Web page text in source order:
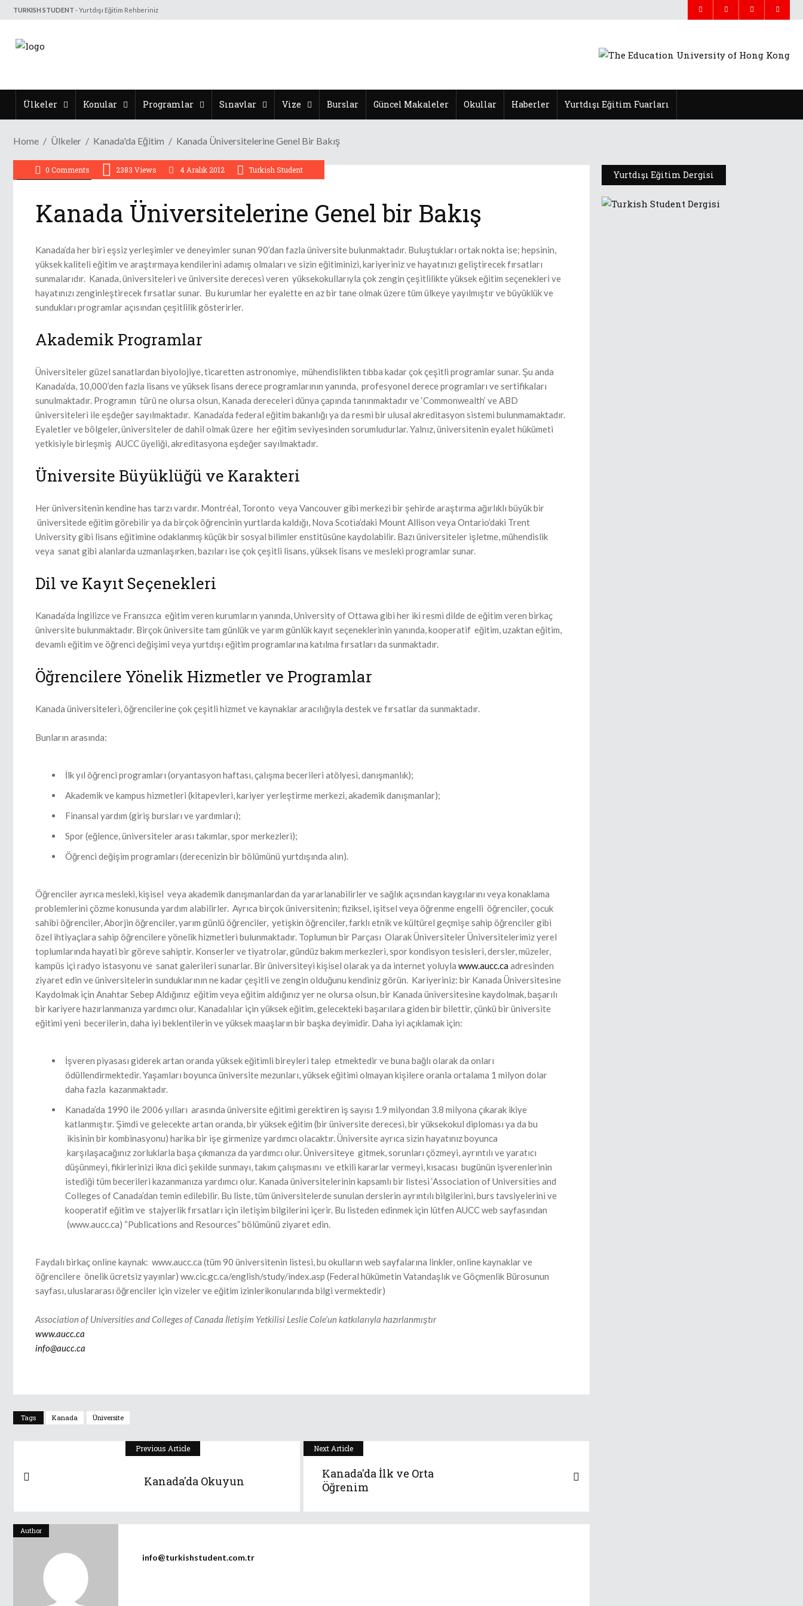
TURKISH STUDENT - Yurtdışı Eğitim Rehberiniz
Ülkeler Konular Programlar Sınavlar Vize Burslar Güncel Makaleler Okullar Haberler Yurtdışı Eğitim Fuarları
Home Ülkeler Kanada'da Eğitim Kanada Üniversitelerine Genel Bir Bakış
Kanada'da Eğitim
0 Comments 2383 Views 4 Aralık 2012 Turkish Student
Kanada Üniversitelerine Genel bir Bakış
Kanada’da her biri eşsiz yerleşimler ve deneyimler sunan 90’dan fazla üniversite bulunmaktadır. Buluştukları ortak nokta ise; hepsinin,
yüksek kaliteli eğitim ve araştırmaya kendilerini adamış olmaları ve sizin eğitiminizi, kariyeriniz ve hayatınızı geliştirecek fırsatları
sunmalarıdır. Kanada, üniversiteleri ve üniversite derecesi veren yüksekokullarıyla çok zengin çeşitlilikte yüksek eğitim seçenekleri ve
hayatınızı zenginleştirecek fırsatlar sunar. Bu kurumlar her eyalette en az bir tane olmak üzere tüm ülkeye yayılmıştır ve büyüklük ve
sundukları programlar açısından çeşitlilik gösterirler.
Akademik Programlar
Üniversiteler güzel sanatlardan biyolojiye, ticaretten astronomiye, mühendislikten tıbba kadar çok çeşitli programlar sunar. Şu anda
Kanada’da, 10,000’den fazla lisans ve yüksek lisans derece programlarının yanında, profesyonel derece programları ve sertifikaları
sunulmaktadır. Programın türü ne olursa olsun, Kanada dereceleri dünya çapında tanınmaktadır ve ‘Commonwealth’ ve ABD
üniversiteleri ile eşdeğer sayılmaktadır. Kanada’da federal eğitim bakanlığı ya da resmi bir ulusal akreditasyon sistemi bulunmamaktadır.
Eyaletler ve bölgeler, üniversiteler de dahil olmak üzere her eğitim seviyesinden sorumludurlar. Yalnız, üniversitenin eyalet hükümeti
yetkisiyle birleşmiş AUCC üyeliği, akreditasyona eşdeğer sayılmaktadır.
Üniversite Büyüklüğü ve Karakteri
Her üniversitenin kendine has tarzı vardır. Montréal, Toronto veya Vancouver gibi merkezi bir şehirde araştırma ağırlıklı büyük bir
üniversitede eğitim görebilir ya da birçok öğrencinin yurtlarda kaldığı, Nova Scotia’daki Mount Allison veya Ontario’daki Trent
University gibi lisans eğitimine odaklanmış küçük bir sosyal bilimler enstitüsüne kaydolabilir. Bazı üniversiteler işletme, mühendislik
veya sanat gibi alanlarda uzmanlaşırken, bazıları ise çok çeşitli lisans, yüksek lisans ve mesleki programlar sunar.
Dil ve Kayıt Seçenekleri
Kanada’da İngilizce ve Fransızca eğitim veren kurumların yanında, University of Ottawa gibi her iki resmi dilde de eğitim veren birkaç
üniversite bulunmaktadır. Birçok üniversite tam günlük ve yarım günlük kayıt seçeneklerinin yanında, kooperatif eğitim, uzaktan eğitim,
devamlı eğitim ve öğrenci değişimi veya yurtdışı eğitim programlarına katılma fırsatları da sunmaktadır.
Öğrencilere Yönelik Hizmetler ve Programlar
Kanada üniversiteleri, öğrencilerine çok çeşitli hizmet ve kaynaklar aracılığıyla destek ve fırsatlar da sunmaktadır.
Bunların arasında:
İlk yıl öğrenci programları (oryantasyon haftası, çalışma becerileri atölyesi, danışmanlık);
Akademik ve kampus hizmetleri (kitapevleri, kariyer yerleştirme merkezi, akademik danışmanlar);
Finansal yardım (giriş bursları ve yardımları);
Spor (eğlence, üniversiteler arası takımlar, spor merkezleri);
Öğrenci değişim programları (derecenizin bir bölümünü yurtdışında alın).
Öğrenciler ayrıca mesleki, kişisel veya akademik danışmanlardan da yararlanabilirler ve sağlık açısından kaygılarını veya konaklama
problemlerini çözme konusunda yardım alabilirler. Ayrıca birçok üniversitenin; fiziksel, işitsel veya öğrenme engelli öğrenciler, çocuk
sahibi öğrenciler, Aborjin öğrenciler, yarım günlü öğrenciler, yetişkin öğrenciler, farklı etnik ve kültürel geçmişe sahip öğrenciler gibi
özel ihtiyaçlara sahip öğrencilere yönelik hizmetleri bulunmaktadır. Toplumun bir Parçası Olarak Üniversiteler Üniversitelerimiz yerel
toplumlarında hayati bir göreve sahiptir. Konserler ve tiyatrolar, gündüz bakım merkezleri, spor kondisyon tesisleri, dersler, müzeler,
kampüs içi radyo istasyonu ve sanat galerileri sunarlar. Bir üniversiteyi kişisel olarak ya da internet yoluyla www.aucc.ca adresinden
ziyaret edin ve üniversitelerin sunduklarının ne kadar çeşitli ve zengin olduğunu kendiniz görün. Kariyeriniz: bir Kanada Üniversitesine
Kaydolmak için Anahtar Sebep Aldığınız eğitim veya eğitim aldığınız yer ne olursa olsun, bir Kanada üniversitesine kaydolmak, başarılı
bir kariyere hazırlanmanıza yardımcı olur. Kanadalılar için yüksek eğitim, gelecekteki başarılara giden bir bilettir, çünkü bir üniversite
eğitimi yeni becerilerin, daha iyi beklentilerin ve yüksek maaşların bir başka deyimidir. Daha iyi açıklamak için:
İşveren piyasası giderek artan oranda yüksek eğitimli bireyleri talep etmektedir ve buna bağlı olarak da onları
ödüllendirmektedir. Yaşamları boyunca üniversite mezunları, yüksek eğitimi olmayan kişilere oranla ortalama 1 milyon dolar
daha fazla kazanmaktadır.
Kanada’da 1990 ile 2006 yılları arasında üniversite eğitimi gerektiren iş sayısı 1.9 milyondan 3.8 milyona çıkarak ikiye
katlanmıştır. Şimdi ve gelecekte artan oranda, bir yüksek eğitim (bir üniversite derecesi, bir yüksekokul diploması ya da bu
ikisinin bir kombinasyonu) harika bir işe girmenize yardımcı olacaktır. Üniversite ayrıca sizin hayatınız boyunca
karşılaşacağınız zorluklarla başa çıkmanıza da yardımcı olur. Üniversiteye gitmek, sorunları çözmeyi, ayrıntılı ve yaratıcı
düşünmeyi, fikirlerinizi ikna dici şekilde sunmayı, takım çalışmasını ve etkili kararlar vermeyi, kısacası bugünün işverenlerinin
istediği tüm becerileri kazanmanıza yardımcı olur. Kanada üniversitelerinin kapsamlı bir listesi ‘Association of Universities and
Colleges of Canada’dan temin edilebilir. Bu liste, tüm üniversitelerde sunulan derslerin ayrıntılı bilgilerini, burs tavsiyelerini ve
kooperatif eğitim ve stajyerlik fırsatları için iletişim bilgilerini içerir. Bu listeden edinmek için lütfen AUCC web sayfasından
(www.aucc.ca) “Publications and Resources” bölümünü ziyaret edin.
Faydalı birkaç online kaynak: www.aucc.ca (tüm 90 üniversitenin listesi, bu okulların web sayfalarına linkler, online kaynaklar ve
öğrencilere önelik ücretsiz yayınlar) ww.cic.gc.ca/english/study/index.asp (Federal hükümetin Vatandaşlık ve Göçmenlik Bürosunun
sayfası, uluslararası öğrenciler için vizeler ve eğitim izinlerikonularında bilgi vermektedir)
Association of Universities and Colleges of Canada İletişim Yetkilisi Leslie Cole’un katkılarıyla hazırlanmıştır
www.aucc.ca
info@aucc.ca
Tags Kanada Üniversite
Previous Article
Kanada'da Okuyun
Next Article
Kanada'da İlk ve Orta
Öğrenim
Author
info@turkishstudent.com.tr
Yurtdışı Eğitim Dergisi